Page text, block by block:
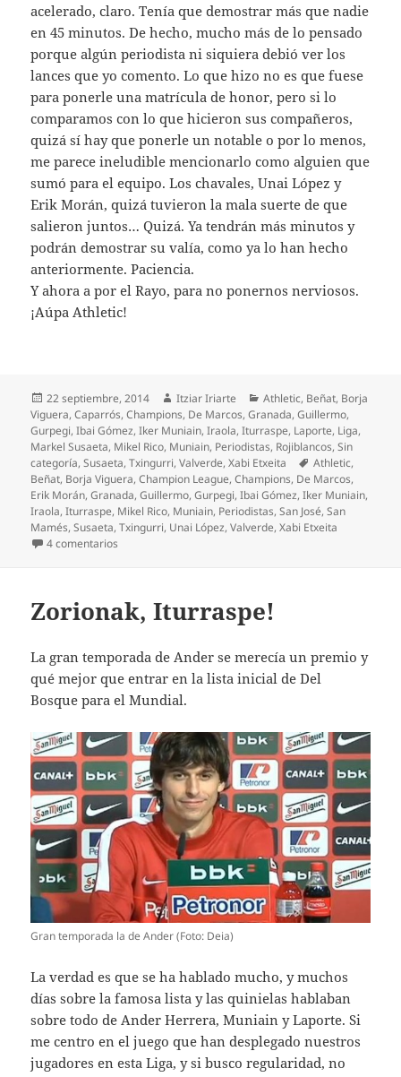
acelerado, claro. Tenía que demostrar más que nadie
en 45 minutos. De hecho, mucho más de lo pensado
porque algún periodista ni siquiera debió ver los
lances que yo comento. Lo que hizo no es que fuese
para ponerle una matrícula de honor, pero si lo
comparamos con lo que hicieron sus compañeros,
quizá sí hay que ponerle un notable o por lo menos,
me parece ineludible mencionarlo como alguien que
sumó para el equipo. Los chavales, Unai López y
Erik Morán, quizá tuvieron la mala suerte de que
salieron juntos… Quizá. Ya tendrán más minutos y
podrán demostrar su valía, como ya lo han hecho
anteriormente. Paciencia.
Y ahora a por el Rayo, para no ponernos nerviosos.
¡Aúpa Athletic!
Publicado
el
22 septiembre, 2014 Autor
Itziar Iriarte Categorías
Athletic, Beñat, Borja
Viguera,Caparrós,Champions, De Marcos,Granada,Guillermo,
Gurpegi,Ibai Gómez,Iker Muniain,Iraola,Iturraspe, Laporte, Liga,
Markel Susaeta, Mikel Rico, Muniain, Periodistas, Rojiblancos,Sin
categoría,Susaeta,Txingurri,Valverde,Xabi Etxeita Etiquetas
Athletic,
Beñat, Borja Viguera,Champion League,Champions, De Marcos,
Erik Morán,Granada,Guillermo,Gurpegi,Ibai Gómez,Iker Muniain,
Iraola,Iturraspe, Mikel Rico, Muniain, Periodistas,San José,San
Mamés,Susaeta,Txingurri, Unai López,Valverde,Xabi Etxeita
4 comentarios
Zorionak, Iturraspe!
La gran temporada de Ander se merecía un premio y
qué mejor que entrar en la lista inicial de Del
Bosque para el Mundial.
Gran temporada la de Ander (Foto: Deia)
La verdad es que se ha hablado mucho, y muchos
días sobre la famosa lista y las quinielas hablaban
sobre todo de Ander Herrera, Muniain y Laporte. Si
me centro en el juego que han desplegado nuestros
jugadores en esta Liga, y si busco regularidad, no